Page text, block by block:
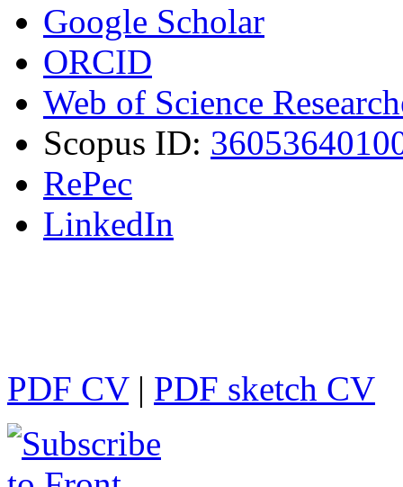
Google Scholar
ORCID
Web of Science
Scopus ID:
RePec
LinkedIn
PDF CV| PDF sketch CV